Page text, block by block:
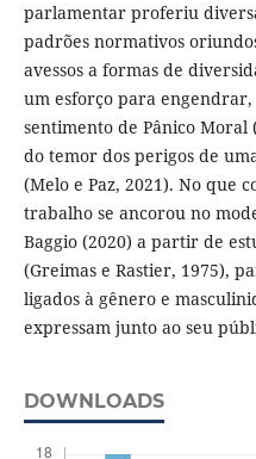
parlamentar proferiu
padrões normativos
avessos a formas de
um esforço para
sentimento de Pânico
do temor dos perigos de
(Melo e Paz, 2021). No que
trabalho se ancorou no
Baggio (2020) a partir de
(Greimas e Rastier, 1975),
ligados à gênero e
expressam junto ao seu
DOWNLOADS